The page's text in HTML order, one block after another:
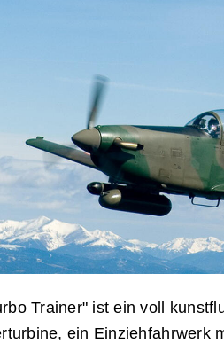
Trainer" ist ein voll
ein Einziehfahrwerk